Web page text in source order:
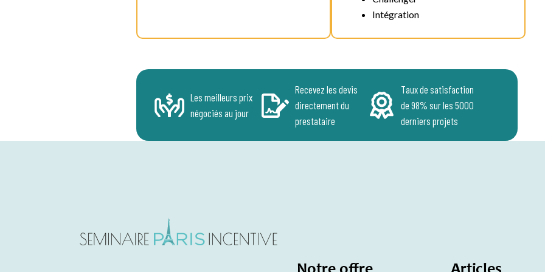
Intégration
Les meilleurs prix
négociés au jour
Recevez les devis
directement du
prestataire
Taux de satisfaction
de 98% sur les 5000
derniers projets